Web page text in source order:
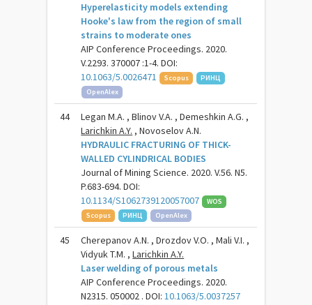
Hyperelasticity models extending
Hooke's law from the region of small
strains to moderate ones
AIP Conference Proceedings. 2020.
V.2293. 370007 :1-4. DOI:
10.1063/5.0026471
Scopus
РИНЦ
OpenAlex
44
Legan M.A. , Blinov V.A. , Demeshkin A.G. ,
Larichkin A.Y. , Novoselov A.N.
HYDRAULIC FRACTURING OF THICK-
WALLED CYLINDRICAL BODIES
Journal of Mining Science. 2020. V.56. N5.
P.683-694. DOI:
10.1134/S1062739120057007
WOS
Scopus
РИНЦ OpenAlex
45
Cherepanov A.N. , Drozdov V.O. , Mali V.I. ,
Vidyuk T.M. ,Larichkin A.Y.
Laser welding of porous metals
AIP Conference Proceedings. 2020.
N2315. 050002 . DOI:10.1063/5.0037257